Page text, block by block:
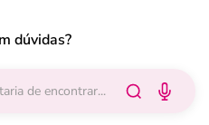
dúvidas?